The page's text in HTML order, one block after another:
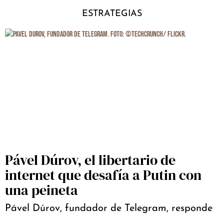
ESTRATEGIAS
Pável Dúrov, el libertario de
internet que desafía a Putin con
una peineta
Pável Dúrov, fundador de Telegram, responde